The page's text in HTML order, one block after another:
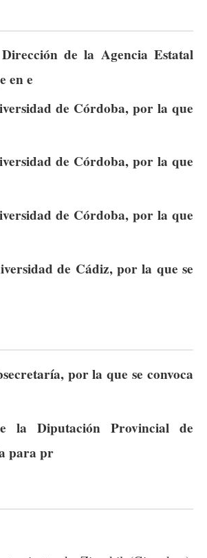
de la Agencia Estatal
en e
de Córdoba, por la que
de Córdoba, por la que
de Córdoba, por la que
de Cádiz, por la que se
por la que se convoca
la Diputación Provincial de
para pr